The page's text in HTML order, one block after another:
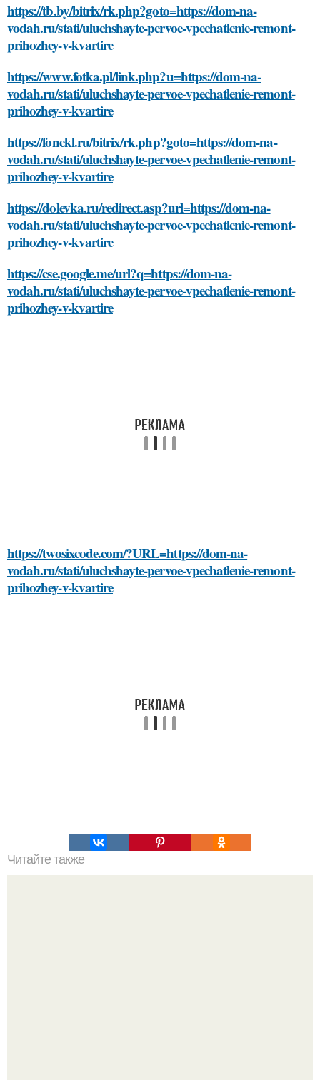
https://tb.by/bitrix/rk.php?goto=https://dom-na-
vodah.ru/stati/uluchshayte-pervoe-vpechatlenie-remont-
prihozhey-v-kvartire
https://www.fotka.pl/link.php?u=https://dom-na-
vodah.ru/stati/uluchshayte-pervoe-vpechatlenie-remont-
prihozhey-v-kvartire
https://fonekl.ru/bitrix/rk.php?goto=https://dom-na-
vodah.ru/stati/uluchshayte-pervoe-vpechatlenie-remont-
prihozhey-v-kvartire
https://dolevka.ru/redirect.asp?url=https://dom-na-
vodah.ru/stati/uluchshayte-pervoe-vpechatlenie-remont-
prihozhey-v-kvartire
https://cse.google.me/url?q=https://dom-na-
vodah.ru/stati/uluchshayte-pervoe-vpechatlenie-remont-
prihozhey-v-kvartire
https://twosixcode.com/?URL=https://dom-na-
vodah.ru/stati/uluchshayte-pervoe-vpechatlenie-remont-
prihozhey-v-kvartire
Читайте также